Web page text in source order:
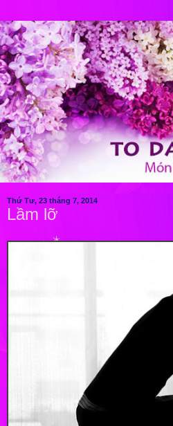
Thứ Tư, 23 tháng 7, 2014
Lầm lỡ